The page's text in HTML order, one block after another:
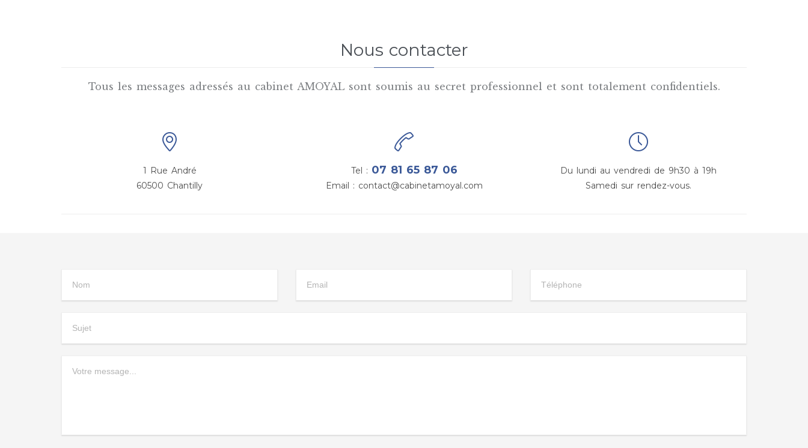
Nous contacter
Tous les messages adressés au cabinet AMOYAL sont soumis au secret professionnel et sont totalement confidentiels.

1 Rue André
60500 Chantilly

Tel : 07 81 65 87 06
Email : contact@cabinetamoyal.com

Du lundi au vendredi de 9h30 à 19h
Samedi sur rendez-vous.